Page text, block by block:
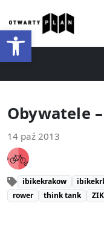
Otwórz pasek narzędzi
Obywatele
14 paź 2013
ibikekrakow
rower
think tank